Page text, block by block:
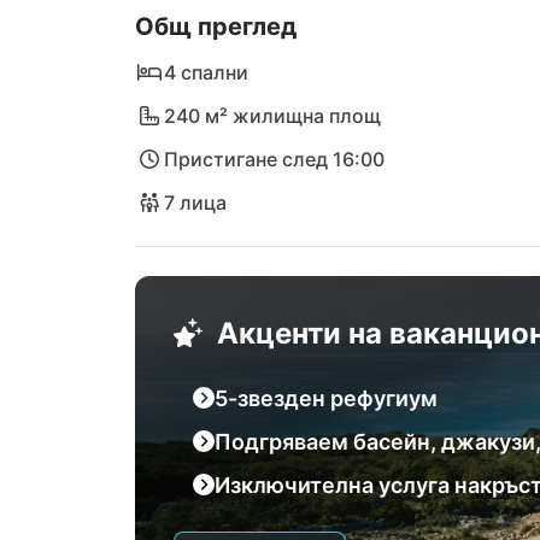
било то резервация в известния
Новаля и Задар. Разпуснете се и се
Общ преглед
4 спални
240 м² жилищна площ
Пристигане след 16:00
7 лица
Акценти на
5-звезден рефугиум
Подгряваем басейн,
Изключителна услуга